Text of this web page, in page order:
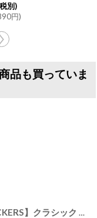
別)
円)
品も買っていま
【STACKERS】クラシック ジュエリーボックス 5sec セージグリーン Sage Green スタッカーズ イギリス ロンドン